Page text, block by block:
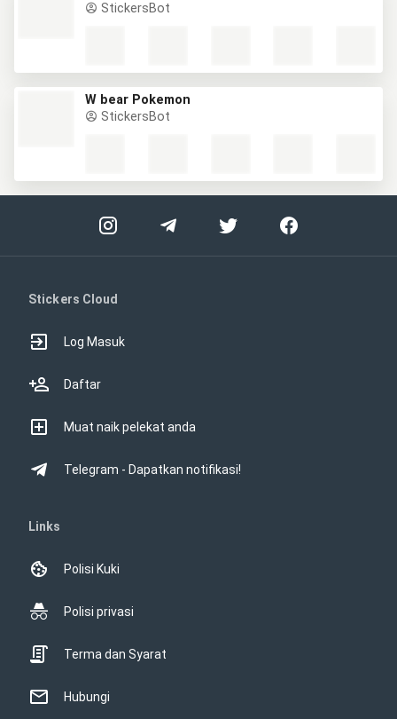
StickersBot
W bear Pokemon
StickersBot
Stickers Cloud
Log Masuk
Daftar
Muat naik pelekat anda
Telegram - Dapatkan notifikasi!
Links
Polisi Kuki
Polisi privasi
Terma dan Syarat
Hubungi